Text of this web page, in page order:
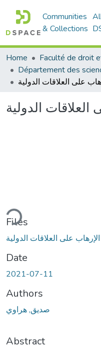
Communities
& Collections
Home
العلاقات الدولية
Files
Date
2021-07-11
Authors
صديق, هراوي
Abstract